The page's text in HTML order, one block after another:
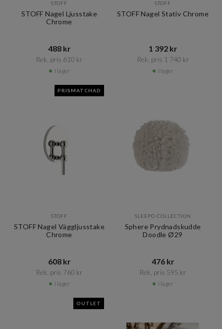
STOFF
STOFF Nagel Ljusstake
Chrome
488 kr​​
Rek. pris 610 kr​​
I lager
STOFF
STOFF Nagel Stativ Chrome
1 392 kr​​
Rek. pris 1 740 kr​​
I lager
PRISMATCHAD
STOFF
STOFF Nagel Väggljusstake
Chrome
608 kr​​
Rek. pris 760 kr​​
I lager
SLEEPO COLLECTION
Sphere Prydnadskudde
Doodle Ø29
476 kr​​
Rek. pris 595 kr​​
I lager
OUTLET